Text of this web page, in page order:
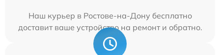
Наш курьер в Ростове-на-Дону бесплатно
доставит ваше устройство на ремонт и обратно.